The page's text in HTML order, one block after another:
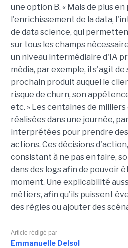
une option B. « Mais de plus en
l'enrichissement de la data,
de data science, qui
sur tous les champs
un niveau intermédiaire d'IA
média, par exemple, il s'agit de
prochain produit auquel le
risque de churn, son
etc. » Les centaines de
réalisées dans une journée,
interprétées pour prendre des
actions. Ces décisions
consistant à ne pas en faire,
dans des logs afin de pouvoir
moment. Une explicabilité
métiers, afin qu'ils puissent
des règles ou ajouter des
Article rédigé par
Emmanuelle Delsol